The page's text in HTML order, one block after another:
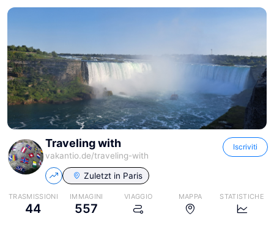
Traveling with
vakantio.de/traveling-with
Iscriviti
Zuletzt in Paris
TRASMISSIONI
44
IMMAGINI
557
VIAGGIO MAPPA STATISTICHE